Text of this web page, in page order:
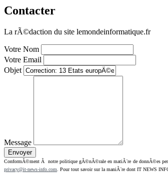
Contacter
La rÃ©daction du site lemondeinformatique.fr
Votre Nom
Votre Email
Objet
Message
ConformÃ©ment Ã notre politique gÃ©nÃ©rale en matiÃ¨re de donnÃ©es
privacy@it-news-info.com . Pour tout savoir sur la maniÃ¨re dont IT NEWS